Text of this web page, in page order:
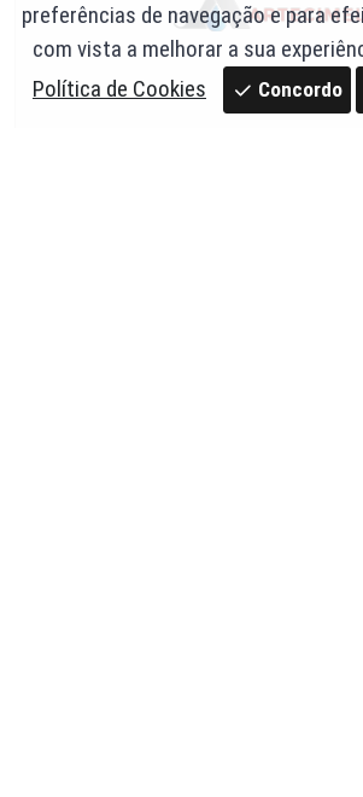
preferências de navegação e para
com vista a melhorar a sua
Política de Cookies
Concordo